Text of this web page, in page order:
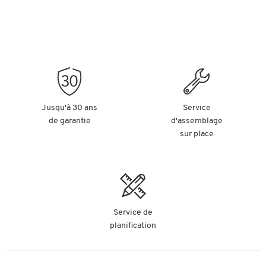
Jusqu'à 30 ans
de garantie
Service
d'assemblage
sur place
Service de
planification